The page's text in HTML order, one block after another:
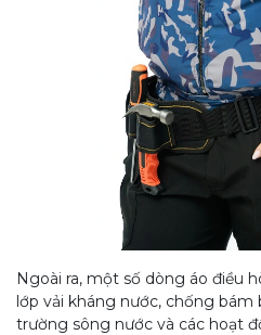
Ngoài ra, một số dòng áo điều
lớp vải kháng nước, chống bám
trường sông nước và các hoạt